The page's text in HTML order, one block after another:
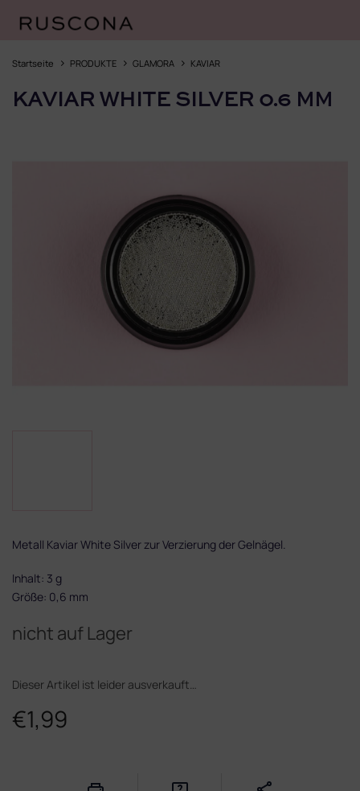
InhaltStartseite PRODUKTE GLAMORA KAVIAR
KAVIAR WHITE SILVER 0.6 MM
€1,99
nicht auf Lager
Dieser Artikel ist leider ausverkauft…
Metall Kaviar White Silver zur Verzierung der Gelnägel.
Inhalt: 3 g
Größe: 0,6 mm